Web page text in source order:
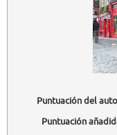
Puntuación del
Puntuación